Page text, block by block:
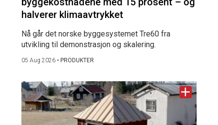
halverer klimaavtrykket
Nå går det norske byggesystemet Tre60 fra
utvikling til demonstrasjon og skalering.
05 Aug 2026 • PRODUKTER